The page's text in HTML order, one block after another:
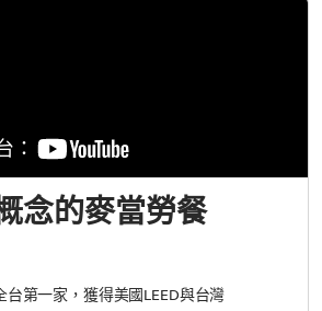
念的麥當勞餐
台第一家，獲得美國LEED與台灣